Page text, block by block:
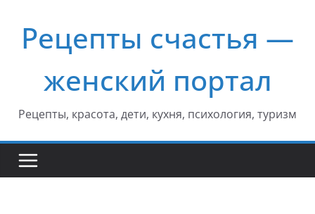
содержимому
Рецепты счастья —
женский портал
Рецепты, красота, дети, кухня, психология, туризм